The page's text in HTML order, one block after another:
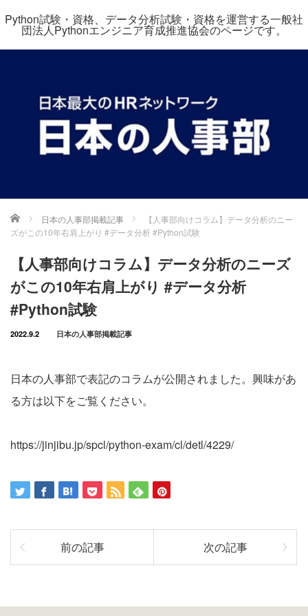
Python試験・資格、データ分析試験・資格を運営する一般社
団法人Pythonエンジニア育成推進協会のページです。
ホーム 日本の人事部掲載記事
【人事部向けコラム】データ分析のニー
ズがこの10年右肩上がり #データ分析 #Python試験
【人事部向けコラム】データ分析のニーズ
がこの10年右肩上がり #データ分析
#Python試験
2022.9.2 日本の人事部掲載記事
日本の人事部で表記のコラムが公開されました。興味があ
る方は以下をご覧ください。
https://jinjibu.jp/spcl/python-exam/cl/detl/4229/
前の記事 次の記事